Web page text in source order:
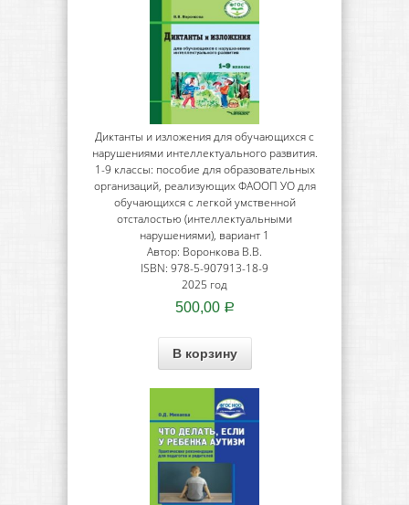
Диктанты и изложения для обучающихся с
нарушениями интеллектуального развития.
1-9 классы: пособие для образовательных
организаций, реализующих ФАООП УО для
обучающихся с легкой умственной
отсталостью (интеллектуальными
нарушениями), вариант 1
Автор: Воронкова В.В.
ISBN: 978-5-907913-18-9
2025 год
500,00 Р
В корзину